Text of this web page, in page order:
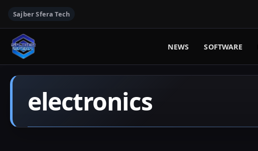
Sajber Sfera Tech
NEWS SOFTWARE
electronics